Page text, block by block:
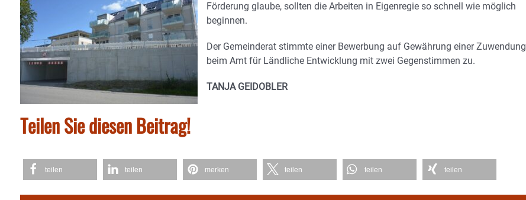
Förderung glaube, sollten die Arbeiten in Eigenregie so schnell wie möglich
beginnen.
Der Gemeinderat stimmte einer Bewerbung auf Gewährung einer Zuwendung
beim Amt für Ländliche Entwicklung mit zwei Gegenstimmen zu.
TANJA GEIDOBLER
Teilen Sie diesen Beitrag!
teilen teilen merken teilen teilen teilen